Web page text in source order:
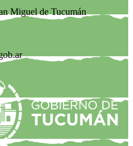
Miguel de Tucumán